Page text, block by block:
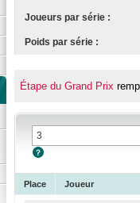
Joueurs par série :
Poids par série :
Étape du Grand Prix
Place Joueur